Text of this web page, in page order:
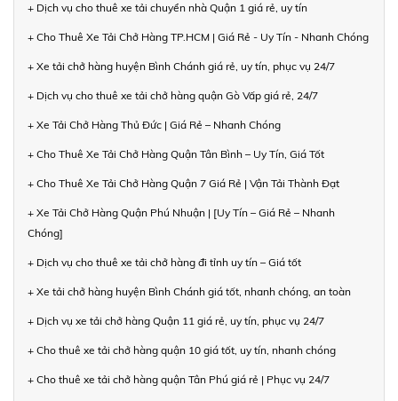
+ Dịch vụ cho thuê xe tải chuyển nhà Quận 1 giá rẻ, uy tín
+ Cho Thuê Xe Tải Chở Hàng TP.HCM | Giá Rẻ - Uy Tín - Nhanh Chóng
+ Xe tải chở hàng huyện Bình Chánh giá rẻ, uy tín, phục vụ 24/7
+ Dịch vụ cho thuê xe tải chở hàng quận Gò Vấp giá rẻ, 24/7
+ Xe Tải Chở Hàng Thủ Đức | Giá Rẻ – Nhanh Chóng
+ Cho Thuê Xe Tải Chở Hàng Quận Tân Bình – Uy Tín, Giá Tốt
+ Cho Thuê Xe Tải Chở Hàng Quận 7 Giá Rẻ | Vận Tải Thành Đạt
+ Xe Tải Chở Hàng Quận Phú Nhuận | [Uy Tín – Giá Rẻ – Nhanh
Chóng]
+ Dịch vụ cho thuê xe tải chở hàng đi tỉnh uy tín – Giá tốt
+ Xe tải chở hàng huyện Bình Chánh giá tốt, nhanh chóng, an toàn
+ Dịch vụ xe tải chở hàng Quận 11 giá rẻ, uy tín, phục vụ 24/7
+ Cho thuê xe tải chở hàng quận 10 giá tốt, uy tín, nhanh chóng
+ Cho thuê xe tải chở hàng quận Tân Phú giá rẻ | Phục vụ 24/7